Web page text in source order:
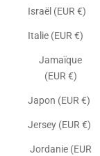
Israël (EUR €)
Italie (EUR €)
Jamaïque
(EUR €)
Japon (EUR €)
Jersey (EUR €)
Jordanie (EUR